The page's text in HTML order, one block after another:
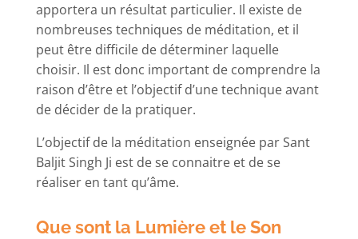
apportera un résultat particulier. Il existe de
nombreuses techniques de méditation, et il
peut être difficile de déterminer laquelle
choisir. Il est donc important de comprendre la
raison d’être et l’objectif d’une technique avant
de décider de la pratiquer.
L’objectif de la méditation enseignée par Sant
Baljit Singh Ji est de se connaitre et de se
réaliser en tant qu’âme.
Que sont la Lumière et le Son